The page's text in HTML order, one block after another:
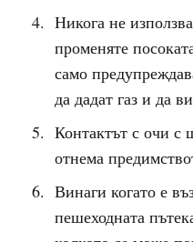
Никога не
променяте
само
да дадат газ и да
Контактът с очи с
отнема
Винаги когато е
пешеходната